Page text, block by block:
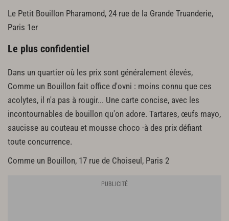
Le Petit Bouillon Pharamond, 24 rue de la Grande Truanderie,
Paris 1er
Le plus confidentiel
Dans un quartier où les prix sont généralement élevés,
Comme un Bouillon fait office d'ovni : moins connu que ces
acolytes, il n'a pas à rougir... Une carte concise, avec les
incontournables de bouillon qu'on adore. Tartares, œufs mayo,
saucisse au couteau et mousse choco -à des prix défiant
toute concurrence.
Comme un Bouillon, 17 rue de Choiseul, Paris 2